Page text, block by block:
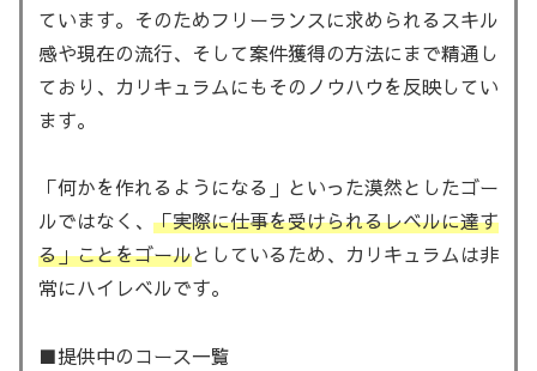
ています。そのためフリーランスに求められるスキル
感や現在の流行、そして案件獲得の方法にまで精通し
ており、カリキュラムにもそのノウハウを反映してい
ます。
「何かを作れるようになる」といった漠然としたゴー
ルではなく、 「実際に仕事を受けられるレベルに達す
る」ことをゴールとしているため、カリキュラムは非
常にハイレベルです。
■提供中のコース一覧